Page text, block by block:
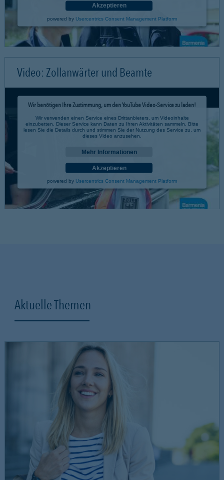
Akzeptieren
powered by Usercentrics Consent Management Platform
Video: Zollanwärter und Beamte
Wir benötigen Ihre Zustimmung, um den YouTube Video-Service zu laden!
Wir verwenden einen Service eines Drittanbieters, um Videoinhalte
einzubetten. Dieser Service kann Daten zu Ihren Aktivitäten sammeln. Bitte
lesen Sie die Details durch und stimmen Sie der Nutzung des Service zu, um
dieses Video anzusehen.
Mehr Informationen
Akzeptieren
powered by Usercentrics Consent Management Platform
Aktuelle Themen